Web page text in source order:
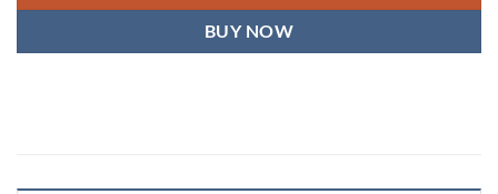
BUY NOW